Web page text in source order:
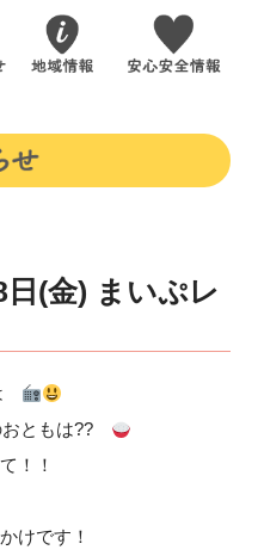
日(金) まいぷレ
おともは??
！！
けです！